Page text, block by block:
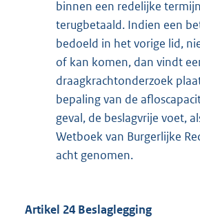
binnen een redelijke
terugbetaald. Indien een
bedoeld in het vorige lid,
of kan komen, dan vindt
draagkrachtonderzoek
bepaling van de
geval, de beslagvrije voet,
Wetboek van Burgerlijke
acht genomen.
Artikel 24 Beslaglegging